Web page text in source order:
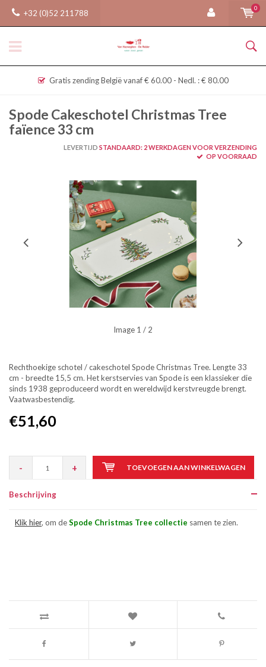
+32 (0)52 211788
0
Gratis zending België vanaf € 60.00 - Nedl. : € 80.00
Spode Cakeschotel Christmas Tree
faïence 33 cm
LEVERTIJD STANDAARD: 2 WERKDAGEN VOOR VERZENDING
OP VOORRAAD
Image 1 / 2
Rechthoekige schotel / cakeschotel Spode Christmas Tree. Lengte 33
cm - breedte 15,5 cm. Het kerstservies van Spode is een klassieker die
sinds 1938 geproduceerd wordt en wereldwijd kerstvreugde brengt.
Vaatwasbestendig.
€51,60
- + TOEVOEGEN AAN WINKELWAGEN
Beschrijving
Klik hier, om deSpode Christmas Tree collectie samen te zien.